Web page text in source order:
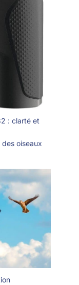
: clarté et
oiseaux